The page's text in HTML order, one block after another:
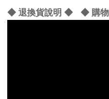
◆ 退換貨說明 ◆ ◆ 購